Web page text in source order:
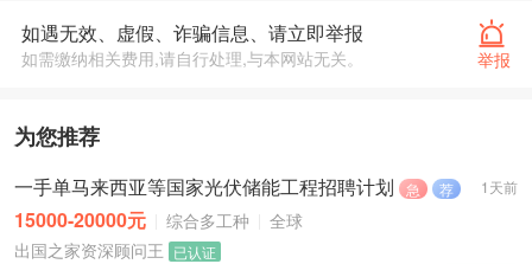
举报
如遇无效、虚假、诈骗信息、请立即举报
如需缴纳相关费用,请自行处理,与本网站无关。
为您推荐
1天前
一手单马来西亚等国家光伏储能工程招聘计划 急 荐
15000-20000元 综合多工种
全球
出国之家资深顾问王 已认证